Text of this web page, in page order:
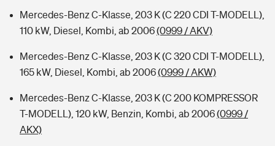
Mercedes-Benz C-Klasse, 203 K (C 220 CDI T-MODELL),
110 kW, Diesel, Kombi, ab 2006(0999 / AKV)
Mercedes-Benz C-Klasse, 203 K (C 320 CDI T-MODELL),
165 kW, Diesel, Kombi, ab 2006(0999 / AKW)
Mercedes-Benz C-Klasse, 203 K (C 200 KOMPRESSOR
T-MODELL), 120 kW, Benzin, Kombi, ab 2006(0999 /
AKX)